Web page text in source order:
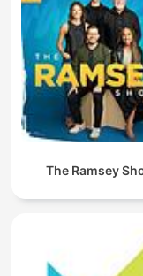
The Ramsey